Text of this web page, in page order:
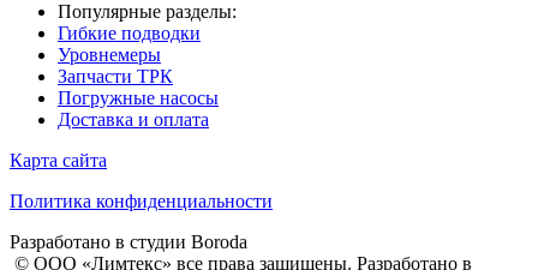
Популярные разделы:
Гибкие подводки
Уровнемеры
Запчасти ТРК
Погружные насосы
Доставка и оплата
Карта сайта
Политика конфиденциальности
Разработано в студии Boroda
© ООО «Лимтекс» все права защищены. Разработано в